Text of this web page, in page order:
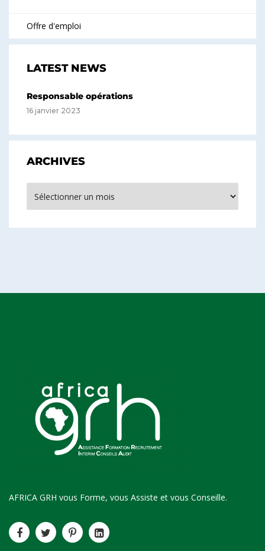
Offre d'emploi
LATEST NEWS
Responsable opérations
16 janvier 2023
ARCHIVES
AFRICA GRH vous Forme, vous Assiste et vous Conseille.